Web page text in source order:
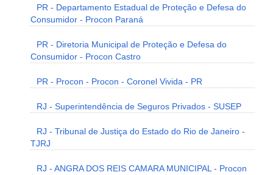
PR - Departamento Estadual de Proteção e Defesa do
Consumidor - Procon Paraná
PR - Diretoria Municipal de Proteção e Defesa do
Consumidor - Procon Castro
PR - Procon - Procon - Coronel Vivida - PR
RJ - Superintendência de Seguros Privados - SUSEP
RJ - Tribunal de Justiça do Estado do Rio de Janeiro -
TJRJ
RJ - ANGRA DOS REIS CAMARA MUNICIPAL - Procon